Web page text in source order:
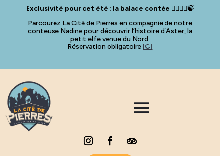
Exclusivité pour cet été : la balade contée 🧚🏻‍♀️✨🍃
Parcourez La Cité de Pierres en compagnie de notre
conteuse Nadine pour découvrir l’histoire d’Aster, la
petit elfe venue du Nord.
Réservation obligatoire ICI